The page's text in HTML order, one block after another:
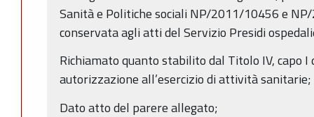
Sanità e Politiche sociali NP/2011/10456 e
conservata agli atti del Servizio Presidi
Richiamato quanto stabilito dal Titolo IV, capo
autorizzazione all’esercizio di attività sanitarie;
Dato atto del parere allegato;